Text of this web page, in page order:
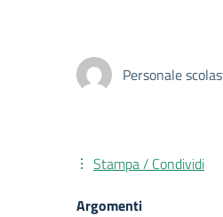
Personale
Stampa / Condividi
Argomenti